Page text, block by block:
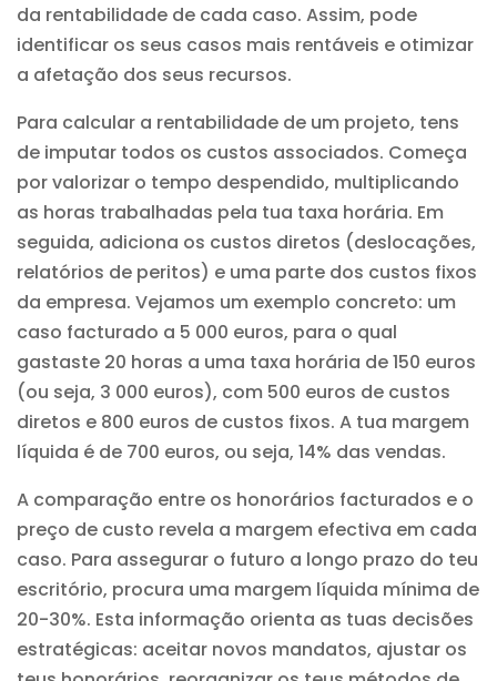
da rentabilidade de cada caso. Assim, pode
identificar os seus casos mais rentáveis e otimizar
a afetação dos seus recursos.
Para calcular a rentabilidade de um projeto, tens
de imputar todos os custos associados. Começa
por valorizar o tempo despendido, multiplicando
as horas trabalhadas pela tua taxa horária. Em
seguida, adiciona os custos diretos (deslocações,
relatórios de peritos) e uma parte dos custos fixos
da empresa. Vejamos um exemplo concreto: um
caso facturado a 5 000 euros, para o qual
gastaste 20 horas a uma taxa horária de 150 euros
(ou seja, 3 000 euros), com 500 euros de custos
diretos e 800 euros de custos fixos. A tua margem
líquida é de 700 euros, ou seja, 14% das vendas.
A comparação entre os honorários facturados e o
preço de custo revela a margem efectiva em cada
caso. Para assegurar o futuro a longo prazo do teu
escritório, procura uma margem líquida mínima de
20-30%. Esta informação orienta as tuas decisões
estratégicas: aceitar novos mandatos, ajustar os